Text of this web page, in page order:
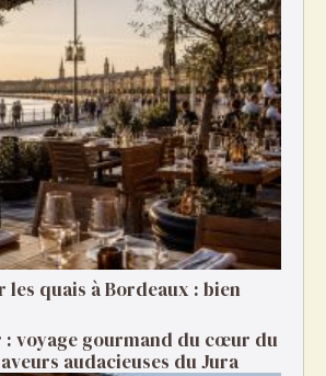
les quais à Bordeaux : bien
: voyage gourmand du cœur du
audacieuses du Jura